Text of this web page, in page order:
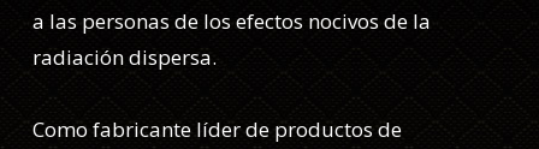
a las personas de los efectos nocivos de la
radiación dispersa.
Como fabricante líder de productos de